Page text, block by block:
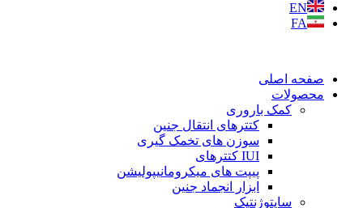
EN
FA
صفحه اصلی
محصولات
کمک باروری
کتترهای انتقال جنین
سوزن های تخمک گیری
IUI کتترهای
پیپت های میکرومانیپولیشن
ابزار انجماد جنین
سایتوژنتیک